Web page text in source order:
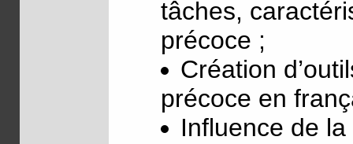
tâches,
précoce ;
Création
précoce en
Influence de